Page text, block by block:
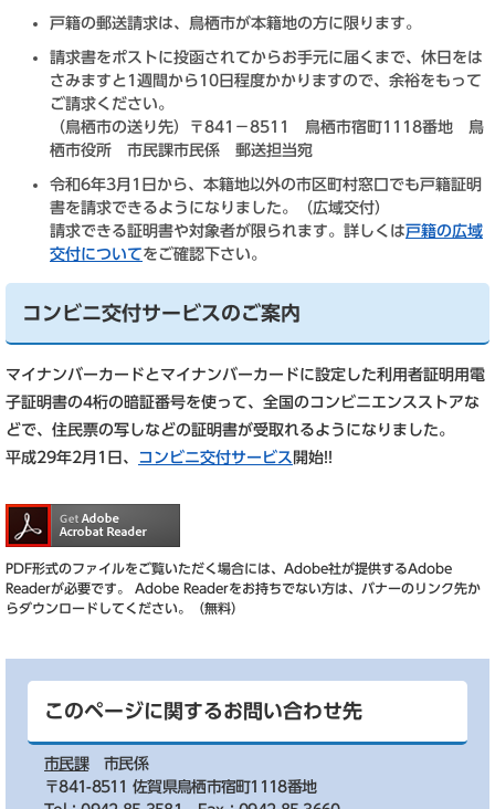
戸籍の郵送請求は、鳥栖市が本籍地の方に限ります。
請求書をポストに投函されてからお手元に届くまで、休日をは
さみますと1週間から10日程度かかりますので、余裕をもって
ご請求ください。
（鳥栖市の送り先）〒841－8511 鳥栖市宿町1118番地 鳥
栖市役所 市民課市民係 郵送担当宛
令和6年3月1日から、本籍地以外の市区町村窓口でも戸籍証明
書を請求できるようになりました。（広域交付）
請求できる証明書や対象者が限られます。詳しくは戸籍の広域
交付についてをご確認下さい。
コンビニ交付サービスのご案内
マイナンバーカードとマイナンバーカードに設定した利用者証明用電
子証明書の4桁の暗証番号を使って、全国のコンビニエンスストアな
どで、住民票の写しなどの証明書が受取れるようになりました。
平成29年2月1日、 コンビニ交付サービス 開始!!
PDF形式のファイルをご覧いただく場合には、Adobe社が提供するAdobe
Readerが必要です。
Adobe Readerをお持ちでない方は、バナーのリンク先か
らダウンロードしてください。（無料）
このページに関するお問い合わせ先
市民課
市民係
〒841-8511 佐賀県鳥栖市宿町1118番地